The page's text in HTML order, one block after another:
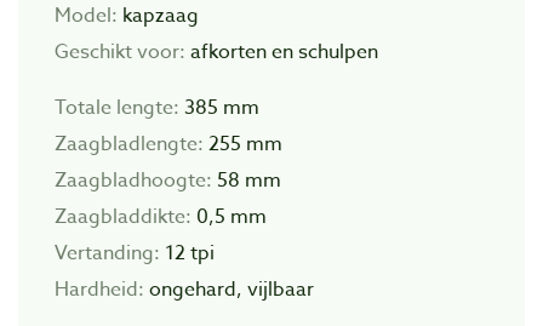
Model: kapzaag
Geschikt voor: afkorten en schulpen
Totale lengte: 385 mm
Zaagbladlengte: 255 mm
Zaagbladhoogte: 58 mm
Zaagbladdikte: 0,5 mm
Vertanding: 12 tpi
Hardheid: ongehard, vijlbaar